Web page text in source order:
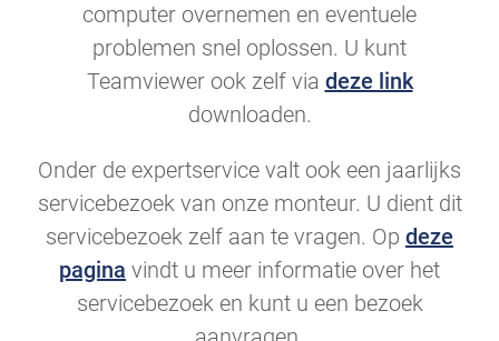
computer overnemen en eventuele
problemen snel oplossen. U kunt
Teamviewer ook zelf via deze link
downloaden.
Onder de expertservice valt ook een jaarlijks
servicebezoek van onze monteur. U dient dit
servicebezoek zelf aan te vragen. Op deze
pagina vindt u meer informatie over het
servicebezoek en kunt u een bezoek